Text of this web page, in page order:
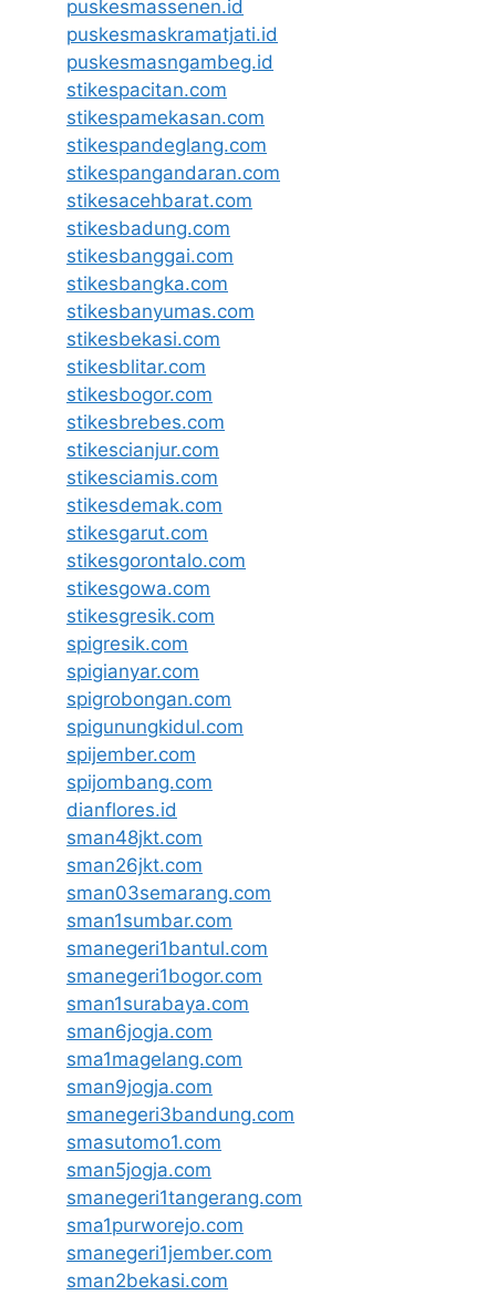
puskesmassenen.id
puskesmaskramatjati.id
puskesmasngambeg.id
stikespacitan.com
stikespamekasan.com
stikespandeglang.com
stikespangandaran.com
stikesacehbarat.com
stikesbadung.com
stikesbanggai.com
stikesbangka.com
stikesbanyumas.com
stikesbekasi.com
stikesblitar.com
stikesbogor.com
stikesbrebes.com
stikescianjur.com
stikesciamis.com
stikesdemak.com
stikesgarut.com
stikesgorontalo.com
stikesgowa.com
stikesgresik.com
spigresik.com
spigianyar.com
spigrobongan.com
spigunungkidul.com
spijember.com
spijombang.com
dianflores.id
sman48jkt.com
sman26jkt.com
sman03semarang.com
sman1sumbar.com
smanegeri1bantul.com
smanegeri1bogor.com
sman1surabaya.com
sman6jogja.com
sma1magelang.com
sman9jogja.com
smanegeri3bandung.com
smasutomo1.com
sman5jogja.com
smanegeri1tangerang.com
sma1purworejo.com
smanegeri1jember.com
sman2bekasi.com